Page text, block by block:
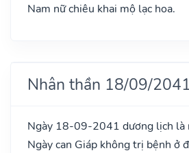
Nam nữ chiêu khai mộ lạc hoa.
Nhân thần 18/09/2041
Ngày 18-09-2041 dương lịch là
Ngày can Giáp không trị bệnh ở